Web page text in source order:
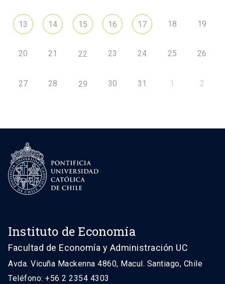
13 14 15 16 17 18 19
20 21 22 23 24 25 26
27 28 29 30 31 1 2
Instituto de Economía
Facultad de Economía y Administración UC
Avda. Vicuña Mackenna 4860, Macul. Santiago, Chile
Teléfono: +56 2 2354 4303